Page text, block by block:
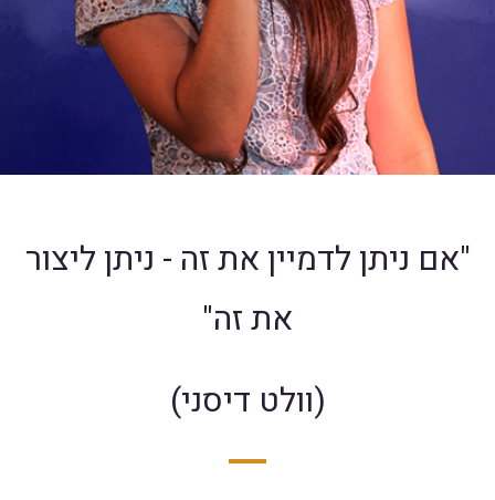
"אם ניתן לדמיין את זה - ניתן ליצור
את זה"
(וולט דיסני)